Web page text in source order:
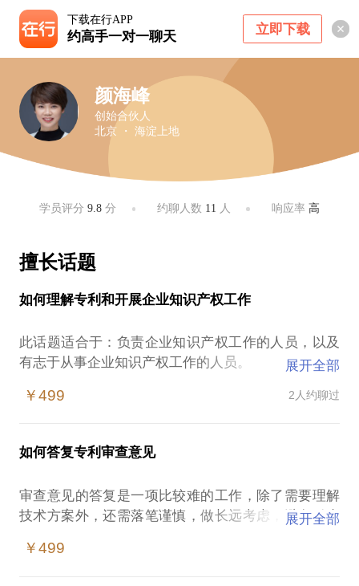
下载在行APP
约高手一对一聊天 立即下载
颜海峰
创始合伙人
北京 ・ 海淀上地
学员评分9.8 分 约聊人数 11 人 响应率 高
擅长话题
如何理解专利和开展企业知识产权工作
此话题适合于：负责企业知识产权工作的人员，以及
有志于从事企业知识产权工作的人员。
标等知识产权方面的知识，对于企业是否该开展前述
常见的误区是：其他企业在做，我们企业也要做，且
越多越好。
司从事企业知识产权管理工作5年多，负责集团公司专
利、商标、版权和域名等知识产权的申请、维护和风
险控制等工作，并使公司通过国家知识产权贯标认定
展开全部
￥499 2人约聊过
如何答复专利审查意见
审查意见的答复是一项比较难的工作，除了需要理解
技术方案外，还需落笔谨慎，做长远考虑，避免引来
入行至今，长期从事审查意见答复，答复审查意见
展开全部
￥499